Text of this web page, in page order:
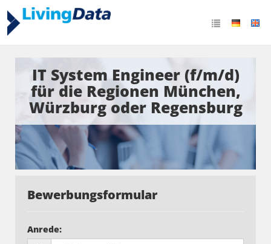
IT System Engineer (f/m/d)
für die Regionen München,
Würzburg oder Regensburg
Bewerbungsformular
Anrede: